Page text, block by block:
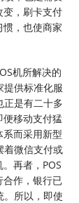
变，刷卡支付
惯，也使商家
机所解决的
提供标准化服
正是有二十多
便移动支付猛
而采用新型
着微信支付或
再者，POS
作，银行已
。所以，即使